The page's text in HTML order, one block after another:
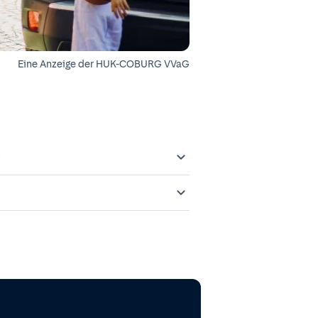
Eine Anzeige der HUK-COBURG VVaG
meines Vertragspartners